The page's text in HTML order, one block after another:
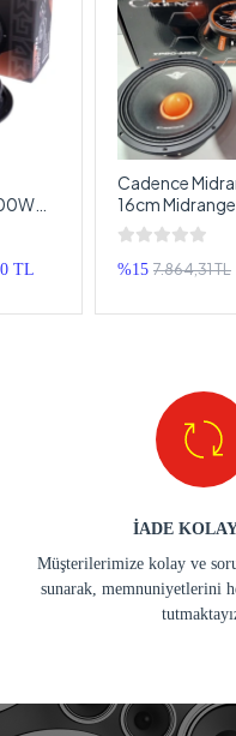
TL
Cadence
16cm
Cadence
Midrange
%15 7.864,31 TL
İADE
Müşterilerimize kolay ve
sunarak, memnuniyetlerini